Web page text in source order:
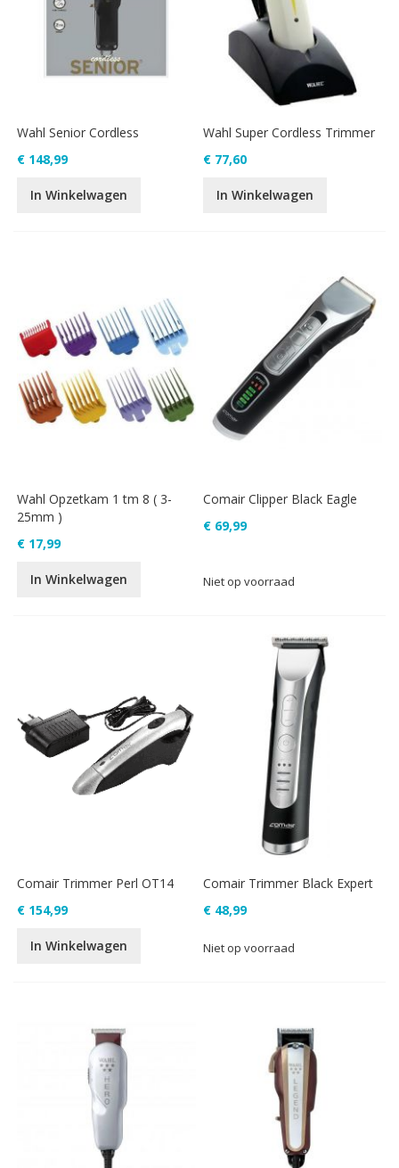
Wahl Senior Cordless
€ 148,99
In Winkelwagen
Wahl Super Cordless Trimmer
€ 77,60
In Winkelwagen
Wahl Opzetkam 1 tm 8 ( 3-
25mm )
€ 17,99
In Winkelwagen
Comair Clipper Black Eagle
€ 69,99
Niet op voorraad
Comair Trimmer Perl OT14
€ 154,99
In Winkelwagen
Comair Trimmer Black Expert
€ 48,99
Niet op voorraad